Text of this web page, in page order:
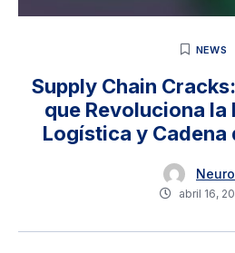
NEWS
Supply Chain
que Revoluciona la
Logística y Cadena
abril 16,